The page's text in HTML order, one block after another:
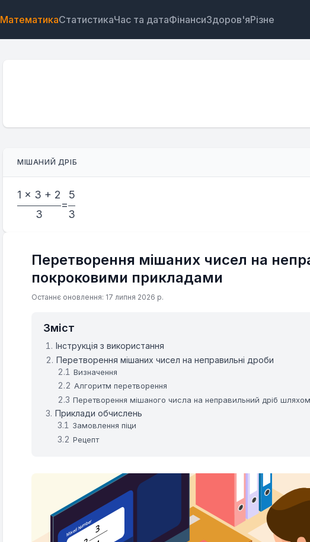
МатематикаСтатистикаЧас та датаФінансиЗдоров'яРізне
Попередній перегляд Калькулятор мішаних дробів
МІШАНИЙ ДРІБ
1 × 3 + 2
3
=
5
3
Перетворення мішаних чисел на
покроковими прикладами
Останнє оновлення: 17 липня 2026 р.
Зміст
Інструкція з використання
Перетворення мішаних чисел на неправильні дроби
Визначення
Алгоритм перетворення
Перетворення мішаного числа на неправильний дріб
Приклади обчислень
Замовлення піци
Рецепт